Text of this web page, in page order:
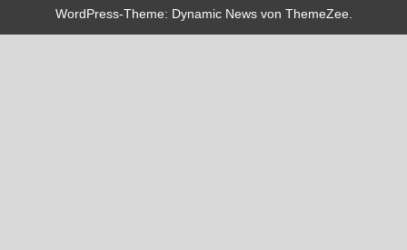
WordPress-Theme: Dynamic News von ThemeZee.